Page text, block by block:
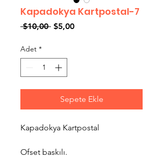
Kapadokya Kartpostal-7
$10,00 Normal
$5,00İndirimli
Adet *
Sepete Ekle
Kapadokya Kartpostal
Ofset baskılı.